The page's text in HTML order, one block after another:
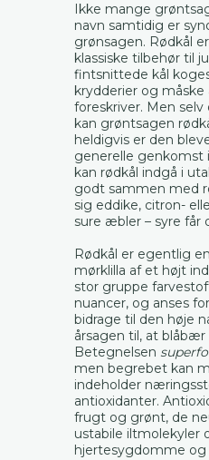
Ikke mange
navn samtidig er
grønsagen. Rødkål
klassiske tilbehør til
fintsnittede kål
krydderier og
foreskriver. Men
kan grøntsagen
heldigvis er den
generelle genkomst
kan rødkål indgå i
godt sammen med
sig eddike, citron-
sure æbler – syre får
Rødkål er egentlig
mørklilla af et højt
stor gruppe
nuancer, og anses
bidrage til den høje
årsagen til, at
Betegnelsen
men begrebet kan
indeholder
antioxidanter.
frugt og grønt, de
ustabile iltmolekyler
hjertesygdomme